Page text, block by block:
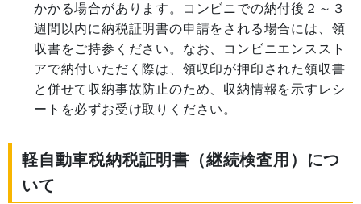
かかる場合があります。コンビニでの納付後２～３
週間以内に納税証明書の申請をされる場合には、領
収書をご持参ください。なお、コンビニエンススト
アで納付いただく際は、領収印が押印された領収書
と併せて収納事故防止のため、収納情報を示すレシ
ートを必ずお受け取りください。
軽自動車税納税証明書（継続検査用）につ
いて